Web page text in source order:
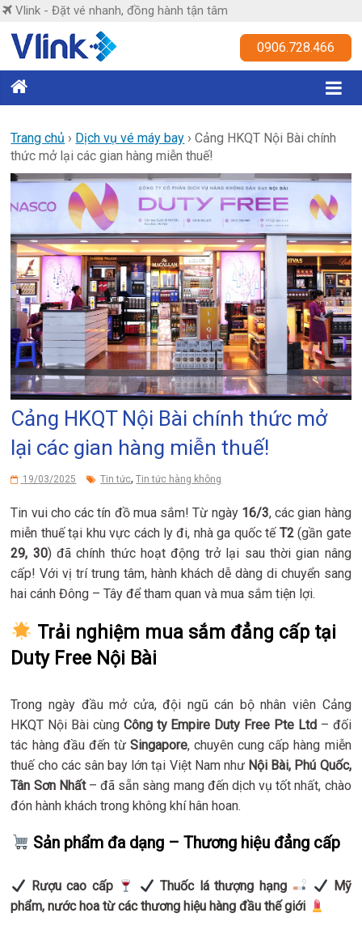
Skip
content
Vlink - Đặt vé nhanh, đồng hành tận tâm
Vlink
nhanh,
đồng
hành
tâm
0906.728.466
Trang chủ › Dịch vụ vé máy bay ›Cảng HKQT Nội Bài chính
thức mở lại các gian hàng miễn thuế!
Cảng HKQT Nội Bài chính thức mở
lại các gian hàng miễn thuế!
19/03/2025 Tin tức,Tin tức hàng không
Tin vui cho các tín đồ mua sắm! Từ ngày 16/3, các gian hàng
miễn thuế tại khu vực cách ly đi, nhà ga quốc tế T2(gần gate
29, 30) đã chính thức hoạt động trở lại sau thời gian nâng
cấp! Với vị trí trung tâm, hành khách dễ dàng di chuyển sang
hai cánh Đông – Tây để tham quan và mua sắm tiện lợi.
Trải nghiệm mua sắm đẳng cấp tại
Duty Free Nội Bài
Trong ngày đầu mở cửa, đội ngũ cán bộ nhân viên Cảng
HKQT Nội Bài cùng Công ty Empire Duty Free Pte Ltd– đối
tác hàng đầu đến từ Singapore, chuyên cung cấp hàng miễn
thuế cho các sân bay lớn tại Việt Nam như Nội Bài, Phú Quốc,
Tân Sơn Nhất– đã sẵn sàng mang đến dịch vụ tốt nhất, chào
đón hành khách trong không khí hân hoan.
Sản phẩm đa dạng – Thương hiệu đẳng cấp
Rượu cao cấp Thuốc lá thượng hạng
Mỹ
phẩm, nước hoa từ các thương hiệu hàng đầu thế giới